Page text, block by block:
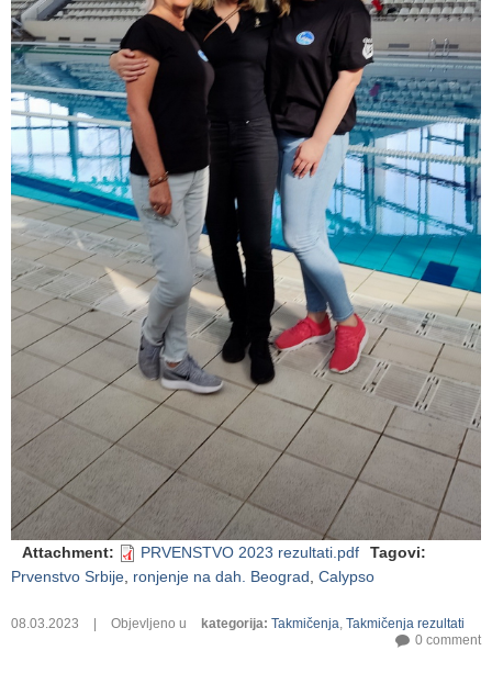
Attachment: PRVENSTVO 2023 rezultati.pdf Tagovi:
Prvenstvo Srbije ronjenje na dah. Beograd Calypso
08.03.2023 | Objevljeno u kategorija: Takmičenja Takmičenja rezultati
0 comment